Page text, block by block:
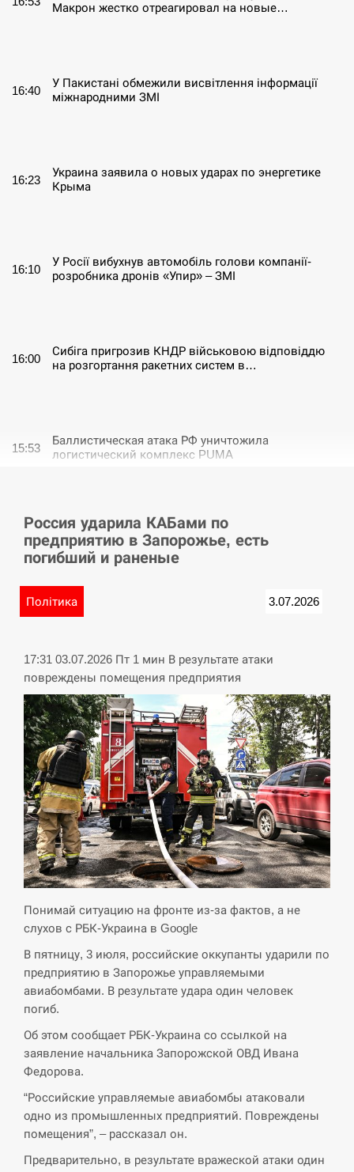
Макрон жестко отреагировал на новые…
16:40
У Пакистані обмежили висвітлення інформації
міжнародними ЗМІ
16:23
Украина заявила о новых ударах по энергетике
Крыма
16:10
У Росії вибухнув автомобіль голови компанії-
розробника дронів «Упир» – ЗМІ
16:00
Сибіга пригрозив КНДР військовою відповіддю
на розгортання ракетних систем в…
15:53
Баллистическая атака РФ уничтожила
логистический комплекс PUMA
15:40
У Німеччині удар блискавки розділив навпіл
місто в Баварії
Пытки военнообязанного на Закарпатье:
15:10
Іспанія попросила партнерів не критикувати
Марокко через міграційну кризу –…
СЕРПЕНЬ
15:00
РФ провела новий раунд таємних зустрічей з
Європою щодо війни…
СЕРПЕНЬ
Экс-послу в США Стефанишиной вручили новое
СЕРПЕНЬ
У Росії розгортається ракетний підрозділ КНДР –
Reuters
СЕРПЕНЬ
14:23
хотя у партнеров они…
СЕРПЕНЬ
14:10
У Румунії затоплять чотири баржі для
збільшення потоку води до…
Россия ударила КАБами по
предприятию в Запорожье, есть
погибший и раненые
Політика 3.07.2026
17:31 03.07.2026 Пт 1 мин В результате атаки
повреждены помещения предприятия
Понимай ситуацию на фронте из-за фактов, а не
слухов с РБК-Украина в Google
В пятницу, 3 июля, российские оккупанты ударили по
предприятию в Запорожье управляемыми
авиабомбами. В результате удара один человек
погиб.
Об этом сообщает РБК-Украина со ссылкой на
заявление начальника Запорожской ОВД Ивана
Федорова.
“Российские управляемые авиабомбы атаковали
одно из промышленных предприятий. Повреждены
помещения”, – рассказал он.
Предварительно, в результате вражеской атаки один